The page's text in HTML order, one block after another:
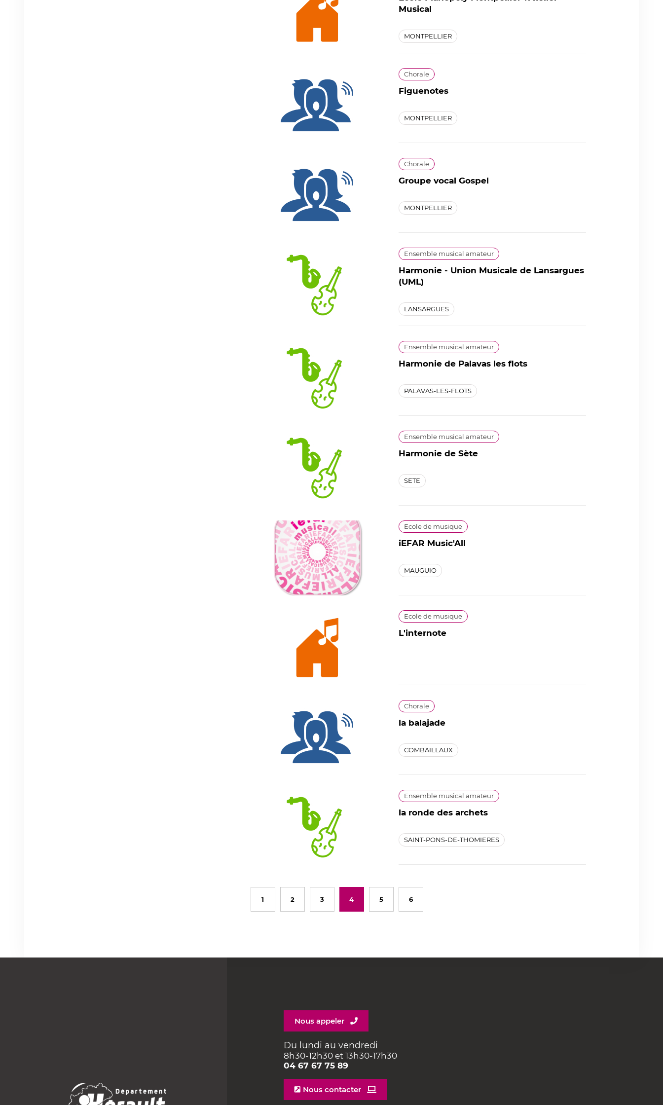
Musical
MONTPELLIER
Chorale
Figuenotes
MONTPELLIER
Chorale
Groupe vocal Gospel
MONTPELLIER
Ensemble musical amateur
Harmonie - Union Musicale de Lansargues
(UML)
LANSARGUES
Ensemble musical amateur
Harmonie de Palavas les flots
PALAVAS-LES-FLOTS
Ensemble musical amateur
Harmonie de Sète
SETE
Ecole de musique
iEFAR Music'All
MAUGUIO
Ecole de musique
L'internote
Chorale
la balajade
COMBAILLAUX
Ensemble musical amateur
la ronde des archets
SAINT-PONS-DE-THOMIERES
1 2 3 4 5 6
Nous appeler
Du lundi au vendredi
8h30-12h30 et 13h30-17h30
04 67 67 75 89
Nous contacter